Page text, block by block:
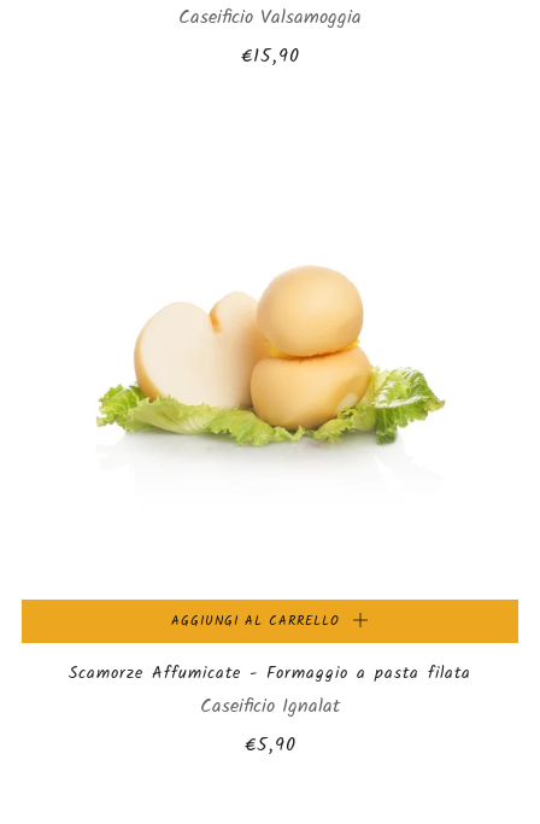
Caseificio Valsamoggia
€15,90
AGGIUNGI AL CARRELLO
Scamorze Affumicate - Formaggio a pasta filata
Caseificio Ignalat
€5,90